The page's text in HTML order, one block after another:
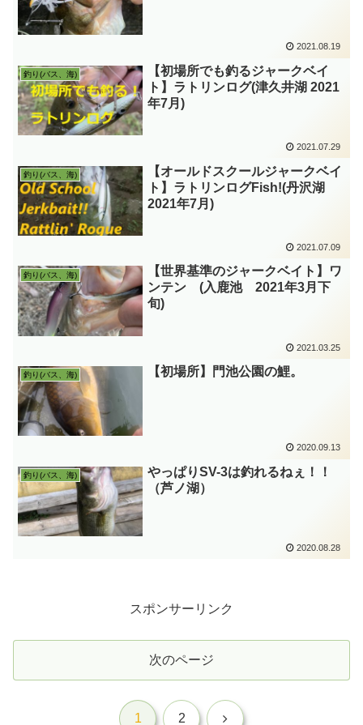
2021.08.19
釣り(バス、海)
【初場所でも釣るジャークベイ
ト】ラトリンログ(津久井湖 2021
年7月)
2021.07.29
釣り(バス、海)
【オールドスクールジャークベイ
ト】ラトリンログFish!(丹沢湖
2021年7月)
2021.07.09
釣り(バス、海)
【世界基準のジャークベイト】ワ
ンテン (入鹿池 2021年3月下
旬)
2021.03.25
釣り(バス、海) 【初場所】門池公園の鯉。
2020.09.13
釣り(バス、海)
やっぱりSV-3は釣れるねぇ！！
（芦ノ湖）
2020.08.28
スポンサーリンク
次のページ
1 2 次